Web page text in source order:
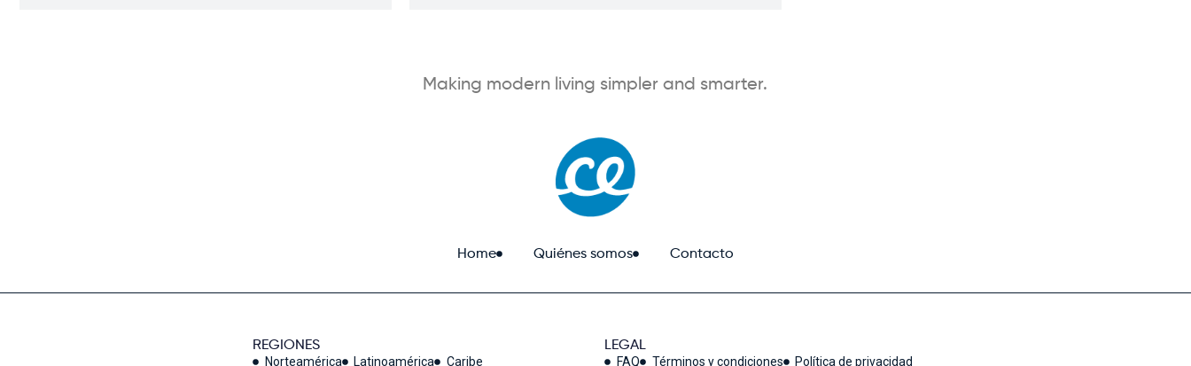
Making modern living simpler and smarter.
Home Quiénes somos Contacto
REGIONES
Norteamérica
Latinoamérica Caribe
LEGAL
FAQ
Términos y condiciones Política de privacidad